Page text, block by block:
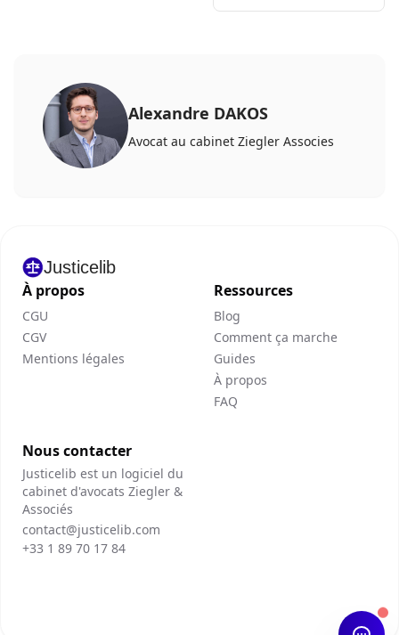
Alexandre DAKOS
Avocat au cabinet Ziegler Associes
Justicelib
À propos
CGU
CGV
Mentions légales
Ressources
Blog
Comment ça marche
Guides
À propos
FAQ
Nous contacter
Justicelib est un logiciel du
cabinet d'avocats Ziegler &
Associés
contact@justicelib.com
+33 1 89 70 17 84